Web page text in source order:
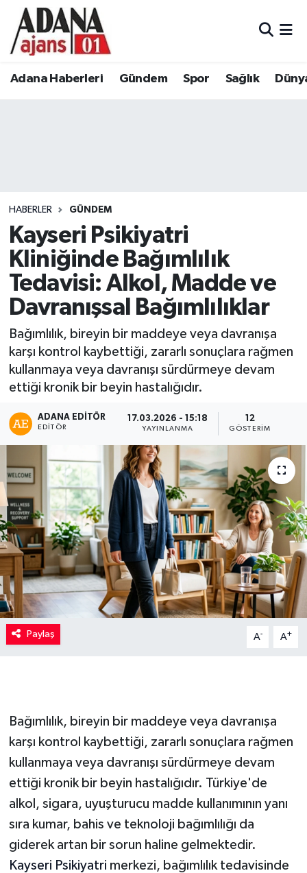
Adana Haberleri Gündem Spor Sağlık
HABERLER GÜNDEM
Kayseri Psikiyatri
Kliniğinde Bağımlılık
Tedavisi: Alkol, Madde ve
Davranışsal Bağımlılıklar
Bağımlılık, bireyin bir maddeye veya davranışa
karşı kontrol kaybettiği, zararlı sonuçlara rağmen
kullanmaya veya davranışı sürdürmeye devam
ettiği kronik bir beyin hastalığıdır.
ADANA EDİTÖR
EDITÖR
17.03.2026 - 15:18
YAYINLANMA
12
GÖSTERIM
Paylaş A- A+
Bağımlılık, bireyin bir maddeye veya davranışa
karşı kontrol kaybettiği, zararlı sonuçlara rağmen
kullanmaya veya davranışı sürdürmeye devam
ettiği kronik bir beyin hastalığıdır. Türkiye'de
alkol, sigara, uyuşturucu madde kullanımının yanı
sıra kumar, bahis ve teknoloji bağımlılığı da
giderek artan bir sorun haline gelmektedir.
Kayseri Psikiyatri merkezi, bağımlılık tedavisinde
Adana Haberleri
Siyaset
Kadın
Magazin
Adana Nöbetçi Eczaneler
Tüm Manşetler
Son Dakika Haberleri